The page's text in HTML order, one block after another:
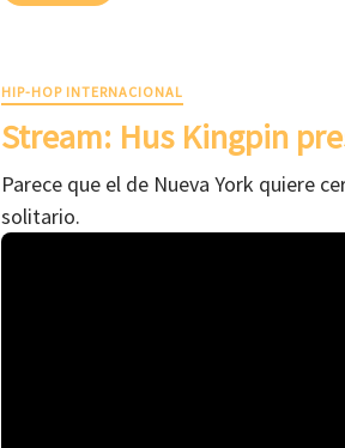
HIP-HOP INTERNACIONAL
Stream: Hus Kingpin
Parece que el de Nueva York quiere
solitario.